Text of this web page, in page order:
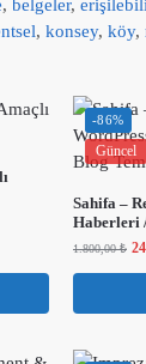
, belgeler,
, konsey, köy,
-86%
Güncel
Sahifa –
Haberleri
1.800,00₺